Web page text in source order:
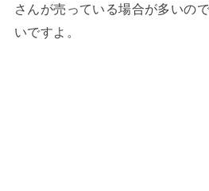
さんが売っている場合が多いの
いですよ。